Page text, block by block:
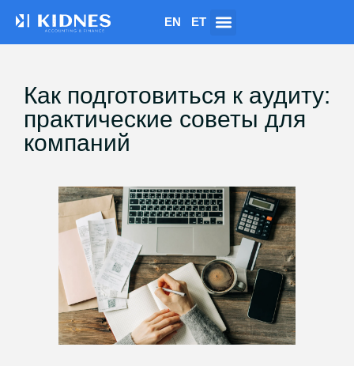
EN ET
Как подготовиться к аудиту:
практические советы для
компаний